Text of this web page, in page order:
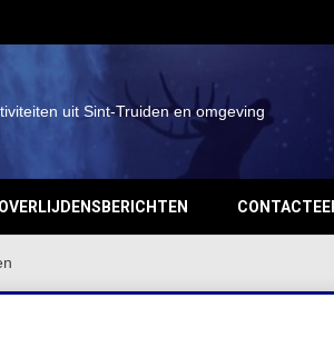
uit Sint-Truiden en omgeving
OVERLIJDENSBERICHTEN